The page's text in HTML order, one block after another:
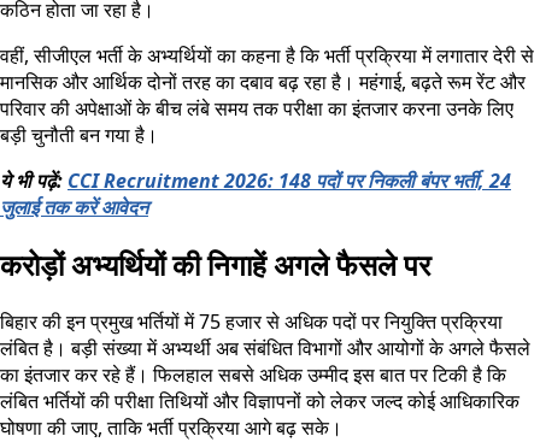
कठिन होता जा रहा है।
वहीं, सीजीएल भर्ती के अभ्यर्थियों का कहना है कि भर्ती प्रक्रिया में लगातार देरी से
मानसिक और आर्थिक दोनों तरह का दबाव बढ़ रहा है। महंगाई, बढ़ते रूम रेंट और
परिवार की अपेक्षाओं के बीच लंबे समय तक परीक्षा का इंतजार करना उनके लिए
बड़ी चुनौती बन गया है।
ये भी पढ़ें: CCI Recruitment 2026: 148 पदों पर निकली बंपर भर्ती, 24
जुलाई तक करें आवेदन
करोड़ों अभ्यर्थियों की निगाहें अगले फैसले पर
बिहार की इन प्रमुख भर्तियों में 75 हजार से अधिक पदों पर नियुक्ति प्रक्रिया
लंबित है। बड़ी संख्या में अभ्यर्थी अब संबंधित विभागों और आयोगों के अगले फैसले
का इंतजार कर रहे हैं। फिलहाल सबसे अधिक उम्मीद इस बात पर टिकी है कि
लंबित भर्तियों की परीक्षा तिथियों और विज्ञापनों को लेकर जल्द कोई आधिकारिक
घोषणा की जाए, ताकि भर्ती प्रक्रिया आगे बढ़ सके।